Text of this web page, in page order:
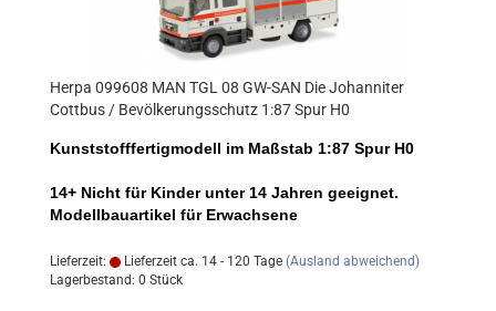
Herpa 099608 MAN TGL 08 GW-SAN Die Johanniter
Cottbus / Bevölkerungsschutz 1:87 Spur H0
Kunststofffertigmodell im Maßstab 1:87 Spur H0
14+ Nicht für Kinder unter 14 Jahren geeignet.
Modellbauartikel für Erwachsene
Lieferzeit: Lieferzeit ca. 14 - 120 Tage (Ausland abweichend)
Lagerbestand: 0 Stück